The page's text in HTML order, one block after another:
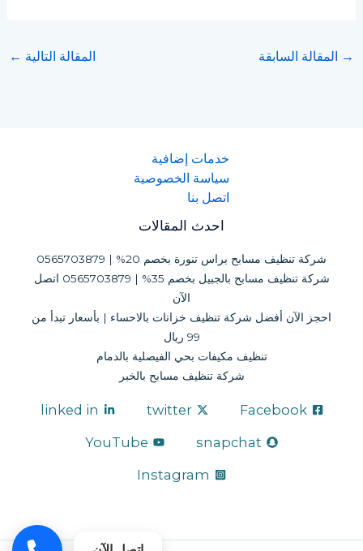
→ المقالة السابقة المقالة التالية ←
خدمات إضافية
سياسة الخصوصية
اتصل بنا
احدث المقالات
شركة تنظيف مسابح براس تنورة بخصم 20% | 0565703879
شركة تنظيف مسابح بالجبيل بخصم 35% | 0565703879 اتصل
الآن
احجز الآن أفضل شركة تنظيف خزانات بالاحساء | بأسعار تبدأ من
99 ريال
تنظيف مكيفات بحي الفيصلية بالدمام
شركة تنظيف مسابح بالخبر
Facebook
twitter
linked in
snapchat
YouTube
Instagram